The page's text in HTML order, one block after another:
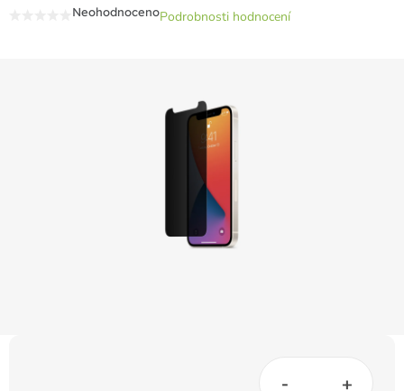
NeohodnocenoPodrobnosti hodnocení